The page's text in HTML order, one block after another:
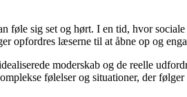
føle sig set og hørt. I en tid, hvor
læserne til at åbne op og
moderskab og de reelle
følelser og situationer, der